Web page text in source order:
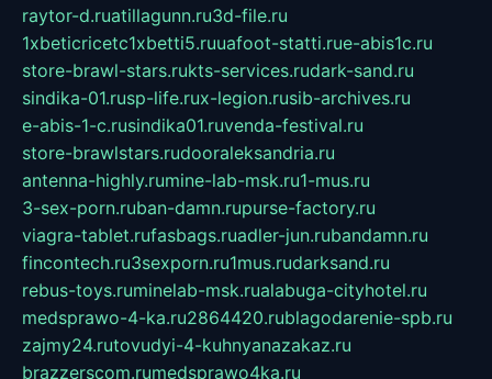
raytor-d.ruatillagunn.ru3d-file.ru
1xbeticricetc1xbetti5.ruuafoot-statti.rue-abis1c.ru
store-brawl-stars.rukts-services.rudark-sand.ru
sindika-01.rusp-life.rux-legion.rusib-archives.ru
e-abis-1-c.rusindika01.ruvenda-festival.ru
store-brawlstars.rudooraleksandria.ru
antenna-highly.rumine-lab-msk.ru1-mus.ru
3-sex-porn.ruban-damn.rupurse-factory.ru
viagra-tablet.rufasbags.ruadler-jun.rubandamn.ru
fincontech.ru3sexporn.ru1mus.rudarksand.ru
rebus-toys.ruminelab-msk.rualabuga-cityhotel.ru
medsprawo-4-ka.ru2864420.rublagodarenie-spb.ru
zajmy24.rutovudyi-4-kuhnyanazakaz.ru
brazzerscom.rumedsprawo4ka.ru